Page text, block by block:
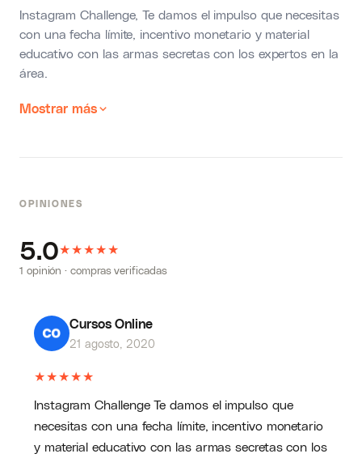
Instagram Challenge, Te damos el impulso que necesitas
con una fecha límite, incentivo monetario y material
educativo con las armas secretas con los expertos en la
área.
Mostrar más
OPINIONES
5.0★★★★★
1 opinión · compras verificadas
Cursos Online
21 agosto, 2020
★★★★★
Instagram Challenge Te damos el impulso que
necesitas con una fecha límite, incentivo monetario
y material educativo con las armas secretas con los